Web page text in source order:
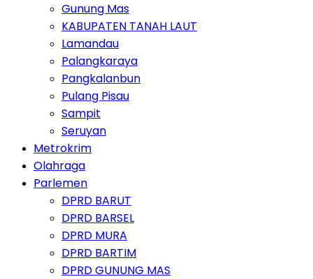
Gunung Mas
KABUPATEN TANAH LAUT
Lamandau
Palangkaraya
Pangkalanbun
Pulang Pisau
Sampit
Seruyan
Metrokrim
Olahraga
Parlemen
DPRD BARUT
DPRD BARSEL
DPRD MURA
DPRD BARTIM
DPRD GUNUNG MAS